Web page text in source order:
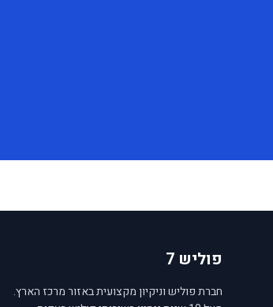
פוליש 7
חברת פוליש וניקיון מקצועית באזור מרכז הארץ.